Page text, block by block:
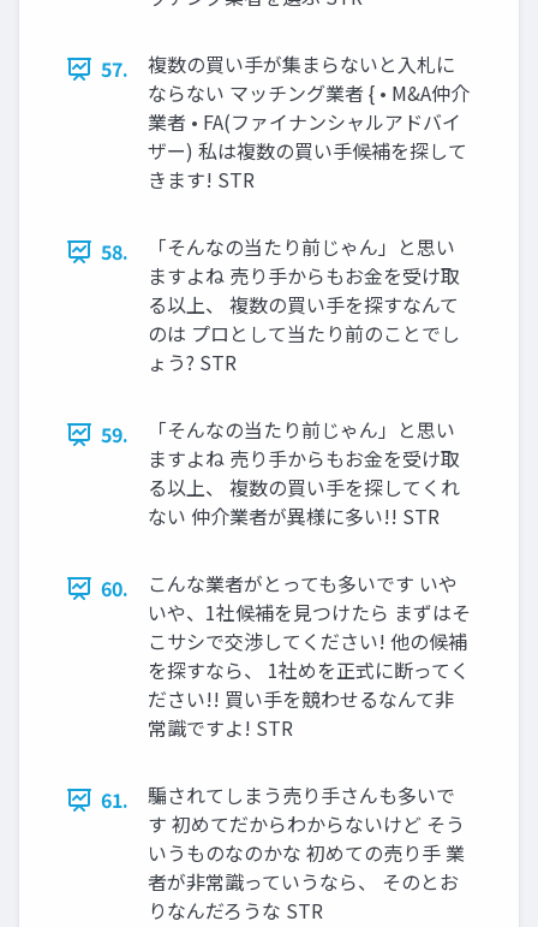
57.
複数の買い手が集まらないと入札に
ならない マッチング業者 { • M&A仲介
業者 • FA(ファイナンシャルアドバイ
ザー) 私は複数の買い手候補を探して
きます! STR
58.
「そんなの当たり前じゃん」と思い
ますよね 売り手からもお金を受け取
る以上、 複数の買い手を探すなんて
のは プロとして当たり前のことでし
ょう? STR
59.
「そんなの当たり前じゃん」と思い
ますよね 売り手からもお金を受け取
る以上、 複数の買い手を探してくれ
ない 仲介業者が異様に多い!! STR
60.
こんな業者がとっても多いです いや
いや、1社候補を見つけたら まずはそ
こサシで交渉してください! 他の候補
を探すなら、 1社めを正式に断ってく
ださい!! 買い手を競わせるなんて非
常識ですよ! STR
61.
騙されてしまう売り手さんも多いで
す 初めてだからわからないけど そう
いうものなのかな 初めての売り手 業
者が非常識っていうなら、 そのとお
りなんだろうな STR